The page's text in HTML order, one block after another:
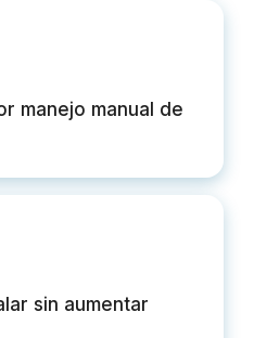
manejo manual de
sin aumentar